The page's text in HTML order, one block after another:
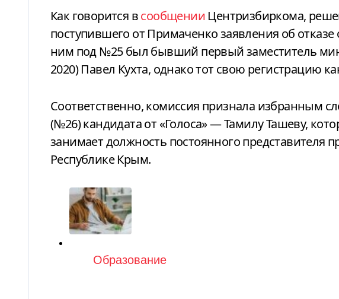
Как говорится всообщении Центризбиркома,
поступившего от Примаченко заявления об
ним под №25 был бывший первый заместитель
2020) Павел Кухта, однако тот свою регистрацию
Соответственно, комиссия признала избранным
(№26) кандидата от «Голоса» — Тамилу Ташеву,
занимает должность постоянного представителя
Республике Крым.
Категория
Образование